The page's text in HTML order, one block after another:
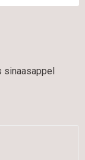
sinaasappel